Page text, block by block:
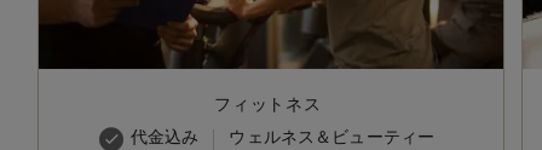
フィットネス
代金込み
ウェルネス＆ビューティー